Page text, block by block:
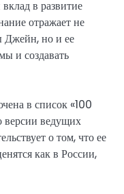
в развитие
отражает не
Джейн, но и ее
и создавать
в список «100
версии ведущих
о том, что ее
как в России,